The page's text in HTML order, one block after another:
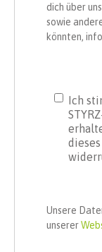
dich über
sowie
könnten,
Ich
Unsere
unserer